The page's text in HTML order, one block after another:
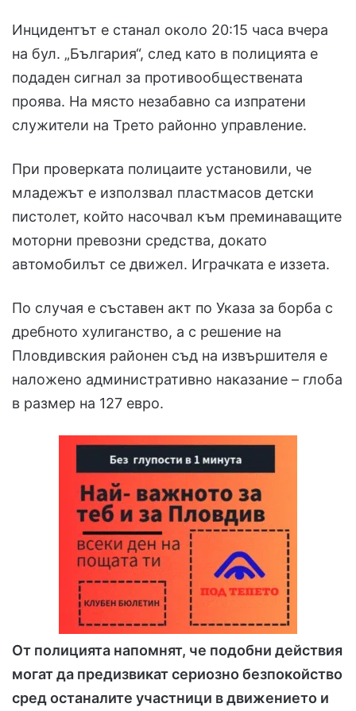
Инцидентът е станал около 20:15 часа вчера
на бул. „България“, след като в полицията е
подаден сигнал за противообществената
проява. На място незабавно са изпратени
служители на Трето районно управление.
При проверката полицаите установили, че
младежът е използвал пластмасов детски
пистолет, който насочвал към преминаващите
моторни превозни средства, докато
автомобилът се движел. Играчката е иззета.
По случая е съставен акт по Указа за борба с
дребното хулиганство, а с решение на
Пловдивския районен съд на извършителя е
наложено административно наказание – глоба
в размер на 127 евро.
От полицията напомнят, че подобни действия
могат да предизвикат сериозно безпокойство
сред останалите участници в движението и